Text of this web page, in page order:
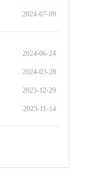
2024-07-09
2024-06-24
2024-03-28
2023-12-29
2023-11-14